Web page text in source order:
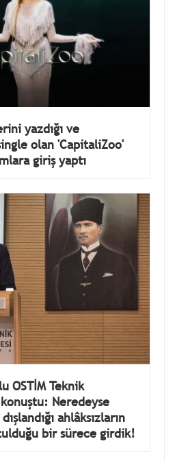
yazdığı ve
olan 'CapitaliZoo'
giriş yaptı
OSTİM Teknik
Neredeyse
ahlâksızların
bir sürece girdik!